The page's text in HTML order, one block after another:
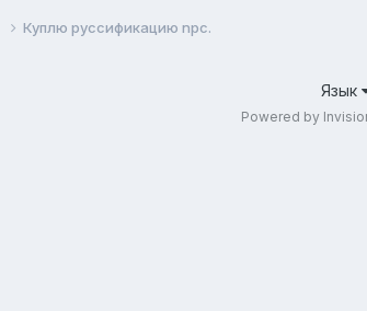
Куплю руссификацию npc.
Язык
Powered by